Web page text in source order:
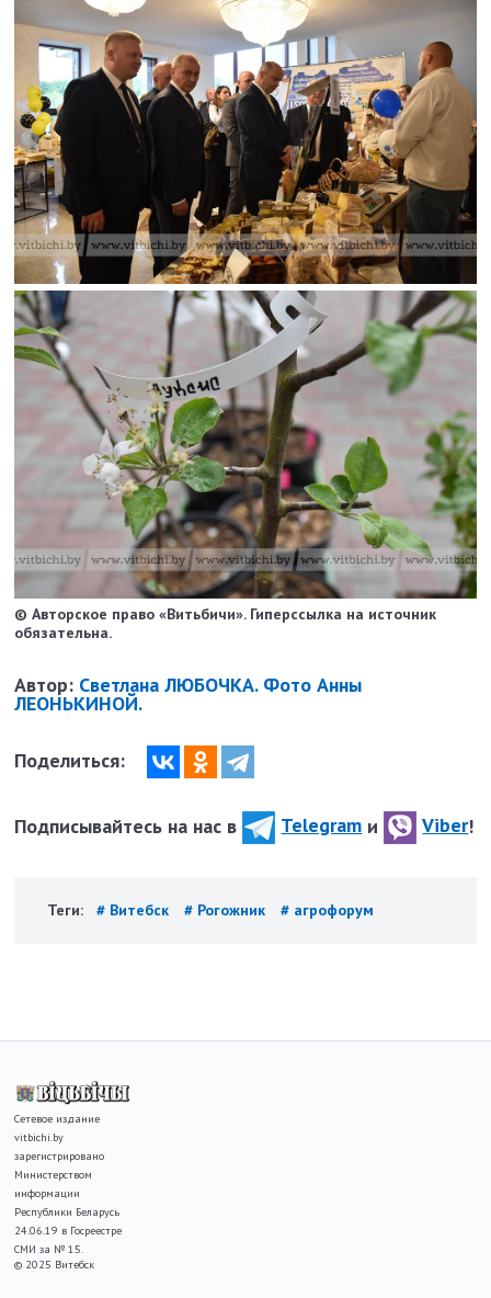
© Авторское право «Витьбичи». Гиперссылка на источник
обязательна.
Автор: Светлана ЛЮБОЧКА. Фото Анны
ЛЕОНЬКИНОЙ.
Поделиться:
Подписывайтесь на нас в Telegram и Viber!
Теги: # Витебск # Рогожник # агрофорум
Сетевое издание
vitbichi.by
зарегистрировано
Министерством
информации
Республики Беларусь
24.06.19 в Госреестре
СМИ за № 15.
© 2025 Витебск